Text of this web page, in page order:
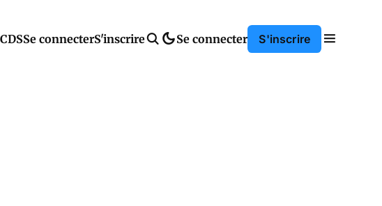
Se connecterS'inscrire Se connecter S'inscrire